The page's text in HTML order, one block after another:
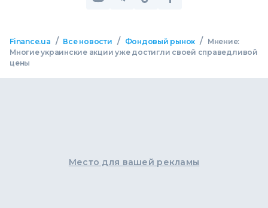
Finance.ua / Все новости / Фондовый рынок /
Мнение:
Многие украинские акции уже достигли своей справедливой
цены
Место для вашей рекламы